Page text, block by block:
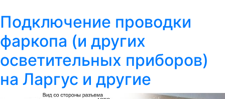
Подключение проводки
фаркопа (и других
осветительных приборов)
на Ларгус и другие